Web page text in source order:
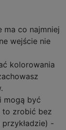
ma co najmniej
wejście nie
kolorowania
mogą być
to zrobić bez
-